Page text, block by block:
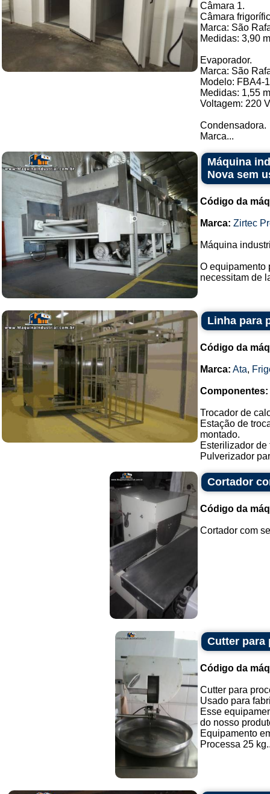
Câmara 1.
Câmara
Marca: São
Medidas: 3,90
Evaporador.
Marca: São
Modelo: FBA4-
Medidas: 1,55
Voltagem: 220
Condensadora.
Marca...
Máquina
Nova sem
Código da
Marca: Zirtec
Máquina
O equipamento
necessitam de
Linha para
Código da
Marca: Ata,
Componentes:
Trocador de
Estação de
montado.
Esterilizador
Pulverizador
Cortador
Código da
Cortador com
Cutter para
Código da
Cutter para
Usado para
Esse
do nosso
Equipamento
Processa 25